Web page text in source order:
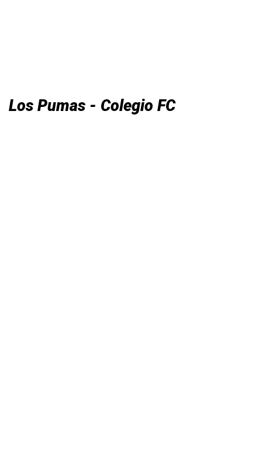
Los Pumas - Colegio FC